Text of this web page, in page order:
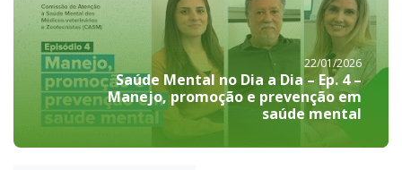
22/01/2026
Saúde Mental no Dia a Dia – Ep. 4 –
Manejo, promoção e prevenção em
saúde mental